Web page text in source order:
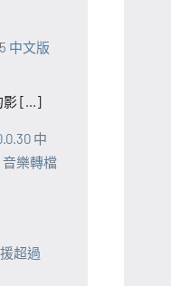
中文版
影 [...]
中
樂轉檔
超過